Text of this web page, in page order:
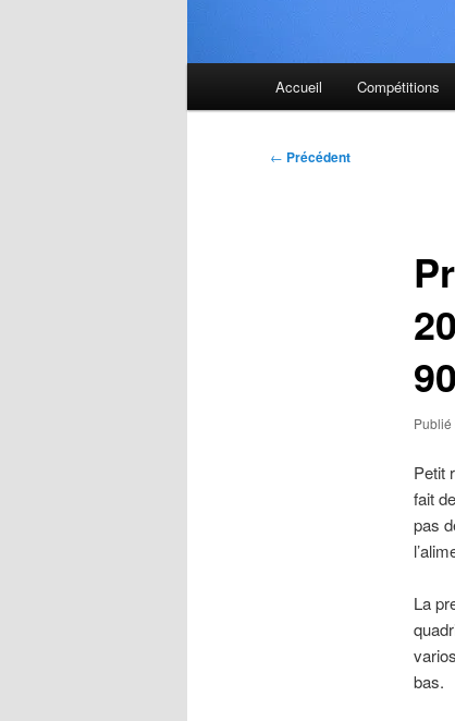
Accueil Compétitions
Navigation
← Précédent
Publié
Petit
fait
pas
La
bas.